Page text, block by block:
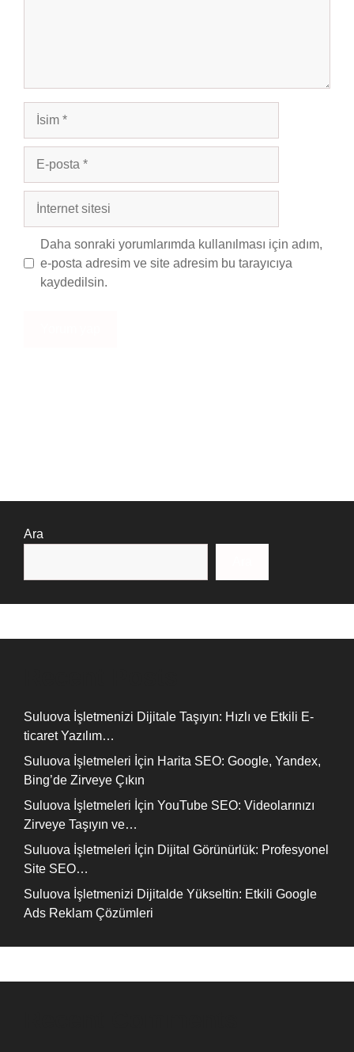
İsim
posta
İnternet
Daha sonraki yorumlarımda kullanılması için adım,
e-posta adresim ve site adresim bu tarayıcıya
kaydedilsin.
Ara
Suluova İşletmenizi Dijitale Taşıyın: Hızlı ve Etkili E-
ticaret Yazılım…
Suluova İşletmeleri İçin Harita SEO: Google, Yandex,
Bing’de Zirveye Çıkın
Suluova İşletmeleri İçin YouTube SEO: Videolarınızı
Zirveye Taşıyın ve…
Suluova İşletmeleri İçin Dijital Görünürlük: Profesyonel
Site SEO…
Suluova İşletmenizi Dijitalde Yükseltin: Etkili Google
Ads Reklam Çözümleri